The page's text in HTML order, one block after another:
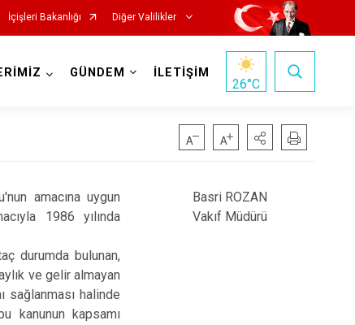
İçişleri Bakanlığı Diğer Valilikler
GÜNDEM İLETİŞİM
26°C
amacına uygun
1986 yılında
durumda bulunan,
ve gelir almayan
halinde
kanunun kapsamı
Basri ROZAN
Vakıf Müdürü